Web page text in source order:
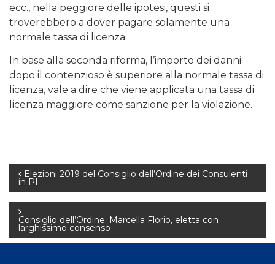
ecc., nella peggiore delle ipotesi, questi si
troverebbero a dover pagare solamente una
normale tassa di licenza.
In base alla seconda riforma, l’importo dei danni
dopo il contenzioso è superiore alla normale tassa di
licenza, vale a dire che viene applicata una tassa di
licenza maggiore come sanzione per la violazione.
Navigazione
articoli
Elezioni 2019 del Consiglio dell’Ordine dei Consulenti
in PI
Consiglio dell’Ordine: Marcella Florio, eletta con
larghissimo consenso